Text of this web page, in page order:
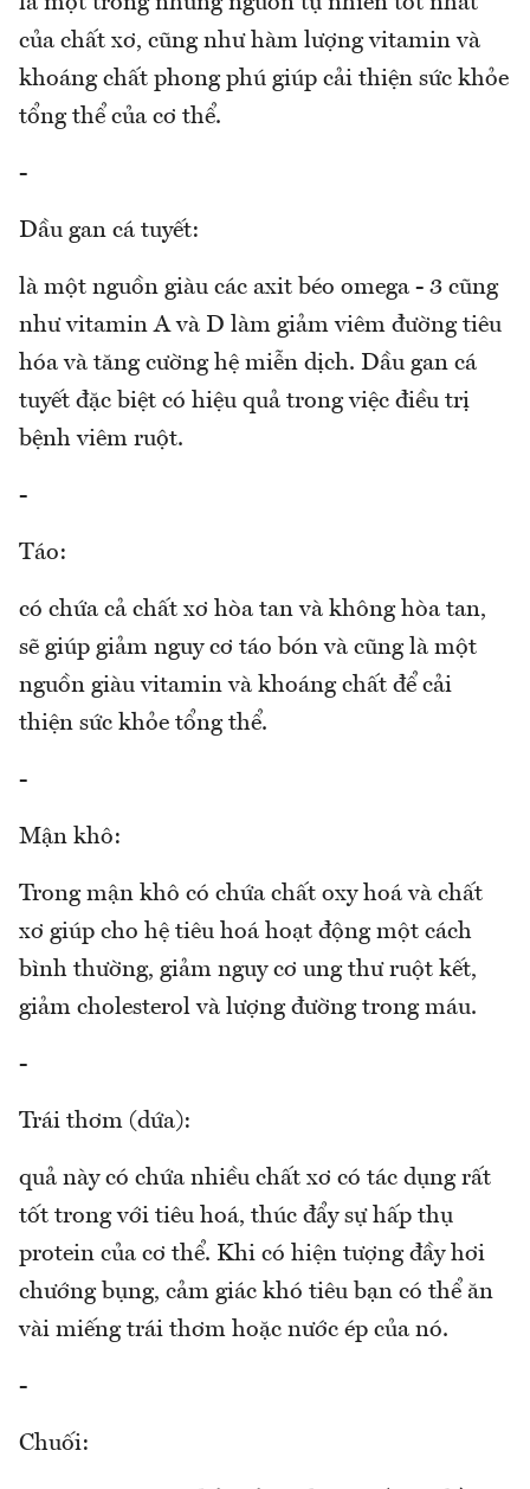
của chất xơ, cũng như hàm lượng vitamin và
khoáng chất phong phú giúp cải thiện sức khỏe
tổng thể của cơ thể.
-
Dầu gan cá tuyết:
là một nguồn giàu các axit béo omega - 3 cũng
như vitamin A và D làm giảm viêm đường tiêu
hóa và tăng cường hệ miễn dịch. Dầu gan cá
tuyết đặc biệt có hiệu quả trong việc điều trị
bệnh viêm ruột.
-
Táo:
có chứa cả chất xơ hòa tan và không hòa tan,
sẽ giúp giảm nguy cơ táo bón và cũng là một
nguồn giàu vitamin và khoáng chất để cải
thiện sức khỏe tổng thể.
-
Mận khô:
Trong mận khô có chứa chất oxy hoá và chất
xơ giúp cho hệ tiêu hoá hoạt động một cách
bình thường, giảm nguy cơ ung thư ruột kết,
giảm cholesterol và lượng đường trong máu.
-
Trái thơm (dứa):
quả này có chứa nhiều chất xơ có tác dụng rất
tốt trong với tiêu hoá, thúc đẩy sự hấp thụ
protein của cơ thể. Khi có hiện tượng đầy hơi
chướng bụng, cảm giác khó tiêu bạn có thể ăn
vài miếng trái thơm hoặc nước ép của nó.
-
Chuối: